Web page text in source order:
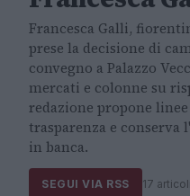
Francesca Galli,
prese la decisione di
convegno a Palazzo
mercati e colonne su
redazione propone
trasparenza e conserva
in banca.
SEGUI VIA RSS 17 articoli